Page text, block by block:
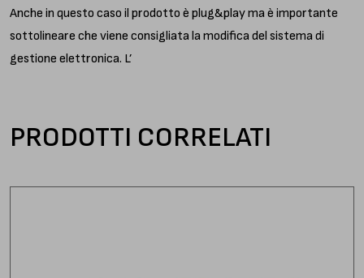
Anche in questo caso il prodotto è plug&play ma è importante
sottolineare che viene consigliata la modifica del sistema di
gestione elettronica. L’
PRODOTTI CORRELATI